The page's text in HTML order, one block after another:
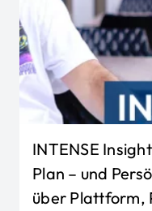
INTENSE
Plan – und
über Plattform,